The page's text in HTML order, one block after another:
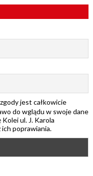
jest całkowicie
do wglądu w swoje dane
ul. J. Karola
poprawiania.